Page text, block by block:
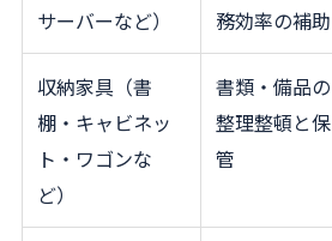
サーバーなど）
務効率の補助
収納家具（書
棚・キャビネッ
ト・ワゴンな
ど）
書類・備品の
整理整頓と保
管